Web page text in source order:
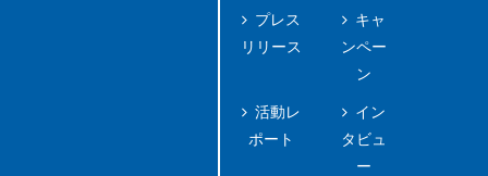
プレス
リリース
活動レ
ポート
キャ
ンペー
ン
イン
タビュ
ー